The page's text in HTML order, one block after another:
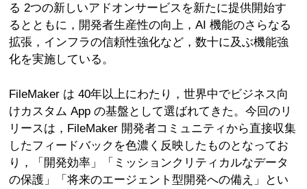
る 2つの新しいアドオンサービスを新たに提供開始す
るとともに，開発者生産性の向上，AI 機能のさらなる
拡張，インフラの信頼性強化など，数十に及ぶ機能強
化を実施している。
FileMaker は 40年以上にわたり，世界中でビジネス向
けカスタム App の基盤として選ばれてきた。今回のリ
リースは，FileMaker 開発者コミュニティから直接収集
したフィードバックを色濃く反映したものとなってお
り，「開発効率」「ミッションクリティカルなデータ
の保護」「将来のエージェント型開発への備え」とい